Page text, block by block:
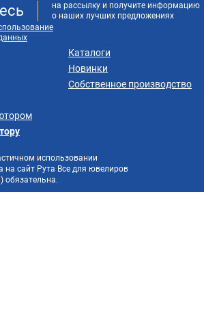
на рассылку и получите информацию
о наших лучших предложениях
Каталоги
Новинки
Собственное производство
использовании
на сайт Рута Все для ювелиров
обязательна.